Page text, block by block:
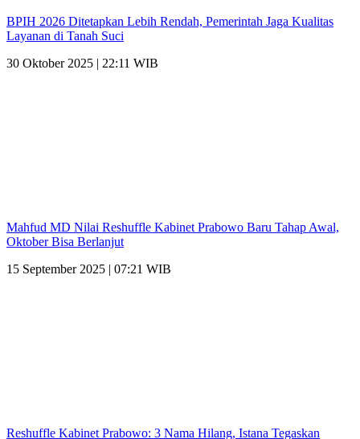
BPIH 2026 Ditetapkan Lebih Rendah, Pemerintah Jaga Kualitas
Layanan di Tanah Suci
30 Oktober 2025 | 22:11 WIB
Mahfud MD Nilai Reshuffle Kabinet Prabowo Baru Tahap Awal,
Oktober Bisa Berlanjut
15 September 2025 | 07:21 WIB
Reshuffle Kabinet Prabowo: 3 Nama Hilang, Istana Tegaskan